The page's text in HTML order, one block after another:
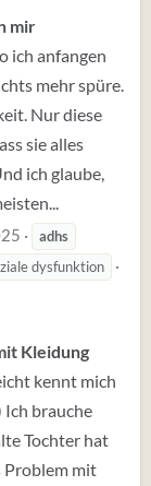
mir
ich anfangen
mehr spüre.
Nur diese
sie alles
ich glaube,
adhs
dysfunktion
Kleidung
kennt mich
Ich brauche
Tochter hat
Problem mit